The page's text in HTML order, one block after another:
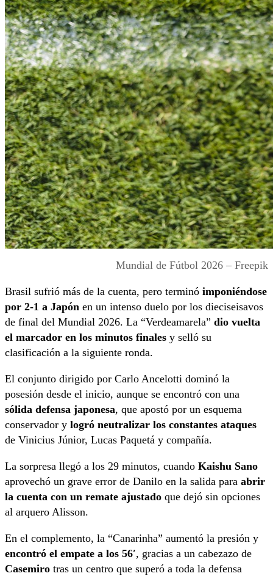
Mundial de Fútbol 2026 – Freepik
Brasil sufrió más de la cuenta, pero terminó imponiéndose
por 2-1 a Japón en un intenso duelo por los dieciseisavos
de final del Mundial 2026. La “Verdeamarela” dio vuelta
el marcador en los minutos finales y selló su
clasificación a la siguiente ronda.
El conjunto dirigido por Carlo Ancelotti dominó la
posesión desde el inicio, aunque se encontró con una
sólida defensa japonesa, que apostó por un esquema
conservador y logró neutralizar los constantes ataques
de Vinicius Júnior, Lucas Paquetá y compañía.
La sorpresa llegó a los 29 minutos, cuando Kaishu Sano
aprovechó un grave error de Danilo en la salida para abrir
la cuenta con un remate ajustado que dejó sin opciones
al arquero Alisson.
En el complemento, la “Canarinha” aumentó la presión y
encontró el empate a los 56′, gracias a un cabezazo de
Casemiro tras un centro que superó a toda la defensa